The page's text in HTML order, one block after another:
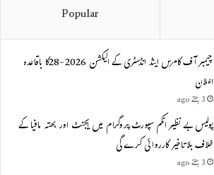
Popular
چیمبر آف کامرس اینڈ انڈسٹری کے الیکشن 2026-28کا باقاعدہ
اعلان
3 ہفتے ago
پولیس بے نظیر انکم سپورٹ پروگرام میں ایجنٹ اور بھتہ مافیا کے
خلاف بلاتاخیر کارروائی کرے گی
3 ہفتے ago